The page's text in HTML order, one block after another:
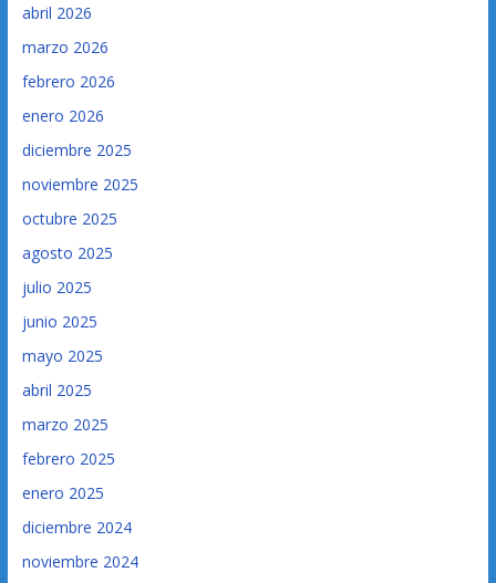
abril 2026
marzo 2026
febrero 2026
enero 2026
diciembre 2025
noviembre 2025
octubre 2025
agosto 2025
julio 2025
junio 2025
mayo 2025
abril 2025
marzo 2025
febrero 2025
enero 2025
diciembre 2024
noviembre 2024